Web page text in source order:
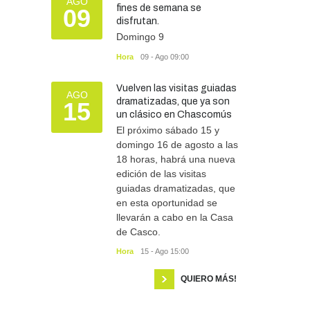
09
fines de semana se
disfrutan.
Domingo 9
Hora 09 - Ago 09:00
AGO
15
Vuelven las visitas guiadas
dramatizadas, que ya son
un clásico en Chascomús
El próximo sábado 15 y
domingo 16 de agosto a las
18 horas, habrá una nueva
edición de las visitas
guiadas dramatizadas, que
en esta oportunidad se
llevarán a cabo en la Casa
de Casco.
Hora 15 - Ago 15:00
QUIERO MÁS!